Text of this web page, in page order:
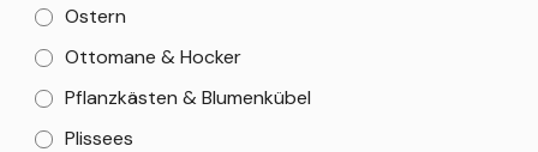
Ostern
Ottomane & Hocker
Pflanzkästen & Blumenkübel
Plissees